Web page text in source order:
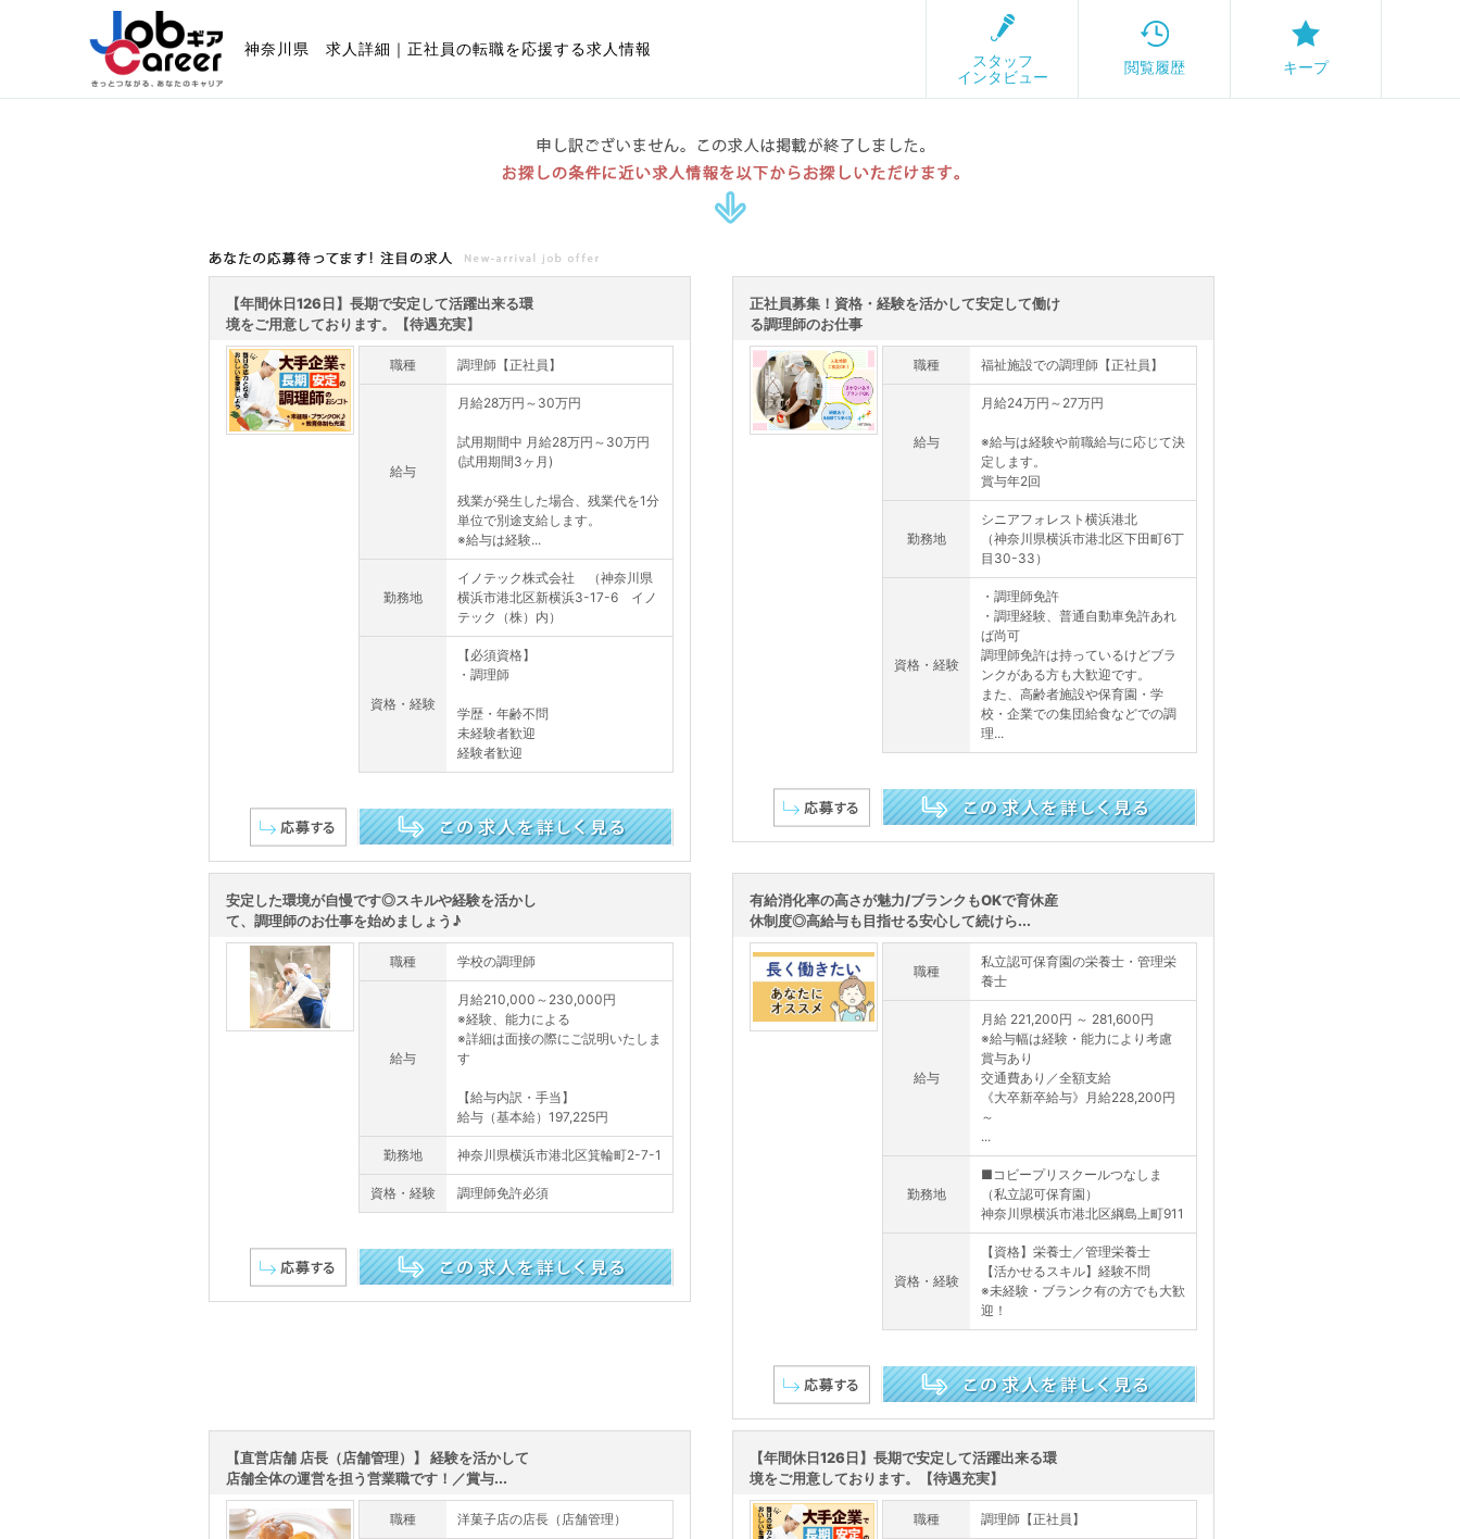
神奈川県 求人詳細｜正社員の転職を応援する求人情報
スタッフ
インタビュー
閲覧履歴 キープ
あなたの応募待ってます!注目の求人
【年間休日126日】長期で安定して活躍出来る環
境をご用意しております。【待遇充実】
職種 調理師【正社員】
給与
月給28万円～30万円
試用期間中 月給28万円～30万円
(試用期間3ヶ月)
残業が発生した場合、残業代を1分
単位で別途支給します。
※給与は経験...
勤務地
イノテック株式会社 （神奈川県
横浜市港北区新横浜3-17-6 イノ
テック（株）内）
資格・経験
【必須資格】
・調理師
学歴・年齢不問
未経験者歓迎
経験者歓迎
正社員募集！資格・経験を活かして安定して働け
る調理師のお仕事
職種 福祉施設での調理師【正社員】
給与
月給24万円～27万円
※給与は経験や前職給与に応じて決
定します。
賞与年2回
勤務地
シニアフォレスト横浜港北
（神奈川県横浜市港北区下田町6丁
目30-33）
資格・経験
・調理師免許
・調理経験、普通自動車免許あれ
ば尚可
調理師免許は持っているけどブラ
ンクがある方も大歓迎です。
また、高齢者施設や保育園・学
校・企業での集団給食などでの調
理...
安定した環境が自慢です◎スキルや経験を活かし
て、調理師のお仕事を始めましょう♪
職種 学校の調理師
給与
月給210,000～230,000円
※経験、能力による
※詳細は面接の際にご説明いたしま
す
【給与内訳・手当】
給与（基本給）197,225円
勤務地 神奈川県横浜市港北区箕輪町2-7-1
資格・経験 調理師免許必須
有給消化率の高さが魅力/ブランクもOKで育休産
休制度◎高給与も目指せる安心して続けら...
職種
私立認可保育園の栄養士・管理栄
養士
給与
月給 221,200円 ～ 281,600円
※給与幅は経験・能力により考慮
賞与あり
交通費あり／全額支給
《大卒新卒給与》月給228,200円
～
...
勤務地
■コビープリスクールつなしま
（私立認可保育園）
神奈川県横浜市港北区綱島上町911
資格・経験
【資格】栄養士／管理栄養士
【活かせるスキル】経験不問
※未経験・ブランク有の方でも大歓
迎！
【直営店舗 店長（店舗管理）】 経験を活かして
店舗全体の運営を担う営業職です！／賞与...
職種 洋菓子店の店長（店舗管理）
【年間休日126日】長期で安定して活躍出来る環
境をご用意しております。【待遇充実】
職種 調理師【正社員】